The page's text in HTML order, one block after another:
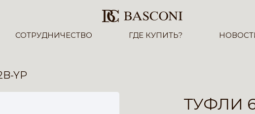
СОТРУДНИЧЕСТВО ГДЕ КУПИТЬ?
YP
ТУФЛИ